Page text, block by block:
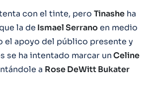
con el tinte, pero Tinashe ha
la de Ismael Serranoen medio
el apoyo del público presente y
se ha intentado marcar unCeline
a Rose DeWitt Bukater